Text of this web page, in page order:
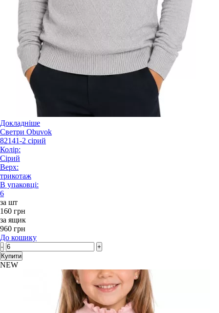
Докладніше
Светри Obuvok
82141-2 сірий
Колір:
Сірий
Верх:
трикотаж
В упаковці:
6
за шт
160 грн
за ящик
960 грн
До кошику
-
+
Купити
NEW